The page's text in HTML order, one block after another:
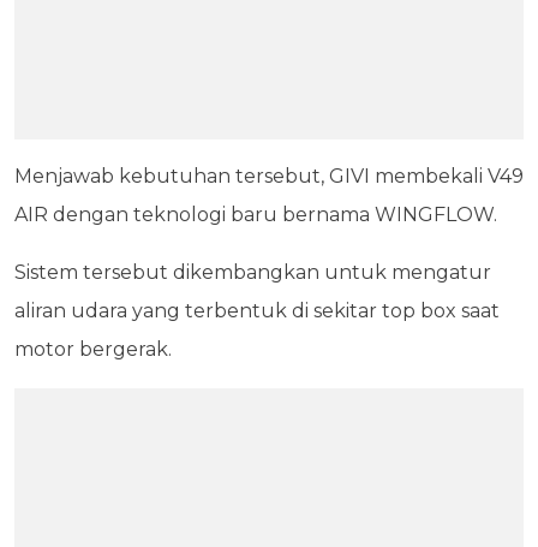
Menjawab kebutuhan tersebut, GIVI membekali V49
AIR dengan teknologi baru bernama WINGFLOW.
Sistem tersebut dikembangkan untuk mengatur
aliran udara yang terbentuk di sekitar top box saat
motor bergerak.